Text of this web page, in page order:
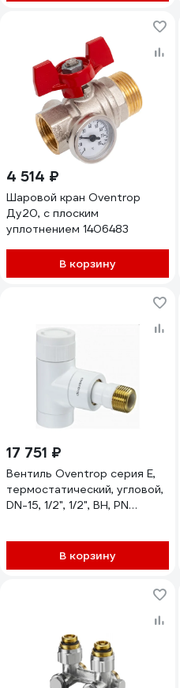
4 514 ₽
Шаровой кран Oventrop
Ду20, с плоским
уплотнением 1406483
В корзину
17 751 ₽
Вентиль Oventrop серия E,
термостатический, угловой,
DN-15, 1/2", 1/2", ВН, PN
В корзину